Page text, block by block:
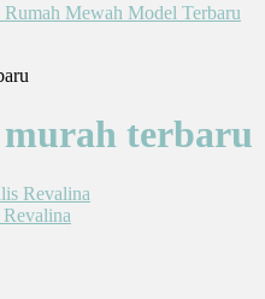
murah terbaru